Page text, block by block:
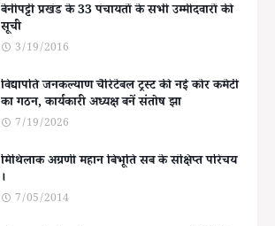
बेनीपट्टी प्रखंड के 33 पंचायतों के सभी उम्मीदवारों की
सूची
3/19/2016
विद्यापति जनकल्याण चैरिटेबल ट्रस्ट की नई कोर कमेटी
का गठन, कार्यकारी अध्यक्ष बनें संतोष झा
7/19/2026
मिथिलाक अग्रणी महान बिभूति सब के संक्षिप्त परिचय
।
7/05/2014